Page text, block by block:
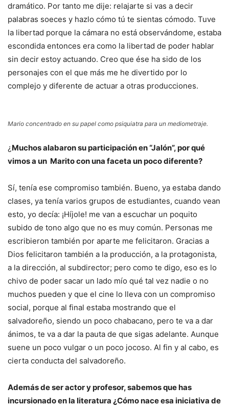
dramático. Por tanto me dije: relajarte si vas a decir
palabras soeces y hazlo cómo tú te sientas cómodo. Tuve
la libertad porque la cámara no está observándome, estaba
escondida entonces era como la libertad de poder hablar
sin decir estoy actuando. Creo que ése ha sido de los
personajes con el que más me he divertido por lo
complejo y diferente de actuar a otras producciones.
Mario concentrado en su papel como psiquiatra para un mediometraje.
¿ Muchos alabaron su participación en “Jalón”, por qué
vimos a un Marito con una faceta un poco diferente?
Sí, tenía ese compromiso también. Bueno, ya estaba dando
clases, ya tenía varios grupos de estudiantes, cuando vean
esto, yo decía: ¡Híjole! me van a escuchar un poquito
subido de tono algo que no es muy común. Personas me
escribieron también por aparte me felicitaron. Gracias a
Dios felicitaron también a la producción, a la protagonista,
a la dirección, al subdirector; pero como te digo, eso es lo
chivo de poder sacar un lado mío qué tal vez nadie o no
muchos pueden y que el cine lo lleva con un compromiso
social, porque al final estaba mostrando que el
salvadoreño, siendo un poco chabacano, pero te va a dar
ánimos, te va a dar la pauta de que sigas adelante. Aunque
suene un poco vulgar o un poco jocoso. Al fin y al cabo, es
cierta conducta del salvadoreño.
Además de ser actor y profesor, sabemos que has
incursionado en la literatura ¿Cómo nace esa iniciativa de